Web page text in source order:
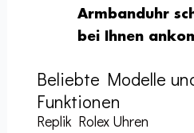
Armbanduhr
bei Ihnen
Beliebte Modelle
Funktionen
Replik Rolex Uhren